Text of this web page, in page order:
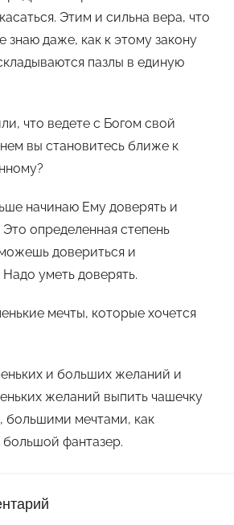
Этим и сильна вера, что
знаю даже, как к этому закону
пазлы в единую
что ведете с Богом свой
вы становитесь ближе к
начинаю Ему доверять и
определенная степень
довериться и
уметь доверять.
мечты, которые хочется
и больших желаний и
желаний выпить чашечку
большими мечтами, как
фантазер.